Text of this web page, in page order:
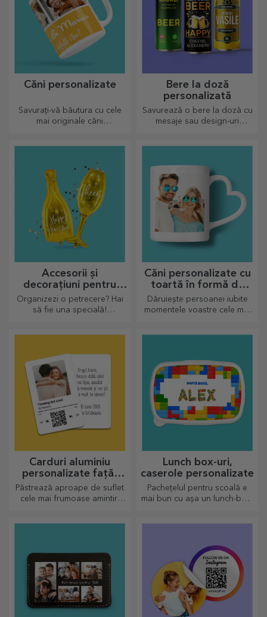
Căni personalizate
Savurați-vă băutura cu cele
mai originale căni
Bere la doză
personalizată
Savurează o bere la doză cu
mesaje sau design-uri
Accesorii și
decorațiuni pentru
petrecere
Organizezi o petrecere? Hai
să fie una specială!
Căni personalizate cu
toartă în formă de
inimă
Dăruiește persoanei iubite
momentele voastre cele mai
Carduri aluminiu
personalizate față-
verso
Păstrează aproape de suflet
cele mai frumoase amintiri
Lunch box-uri,
caserole personalizate
Pachețelul pentru scoală e
mai bun cu așa un lunch-box,